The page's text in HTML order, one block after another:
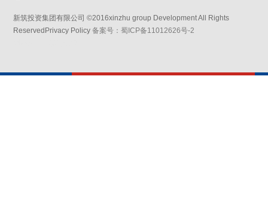
新筑投资集团有限公司 ©2016xinzhu group Development All Rights
ReservedPrivacy Policy备案号：蜀ICP备11012626号-2